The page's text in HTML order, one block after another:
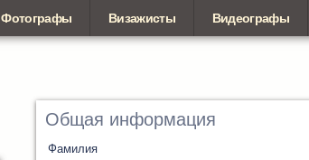
Фотографы Визажисты Видеографы
Общая информация
Фамилия